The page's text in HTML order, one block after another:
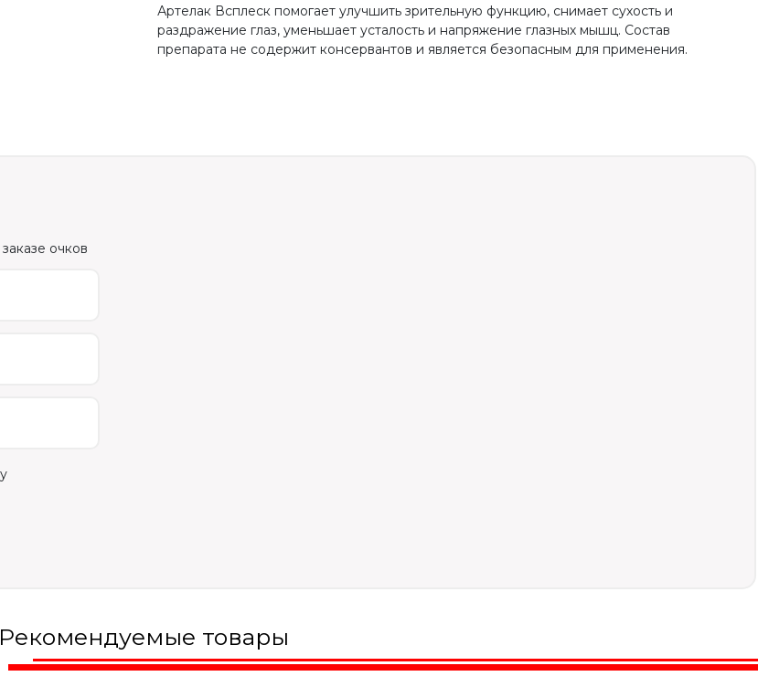
Артелак Всплеск помогает улучшить зрительную функцию, снимает сухость и
раздражение глаз, уменьшает усталость и напряжение глазных мышц. Состав
препарата не содержит консервантов и является безопасным для применения.
очков
Рекомендуемые товары